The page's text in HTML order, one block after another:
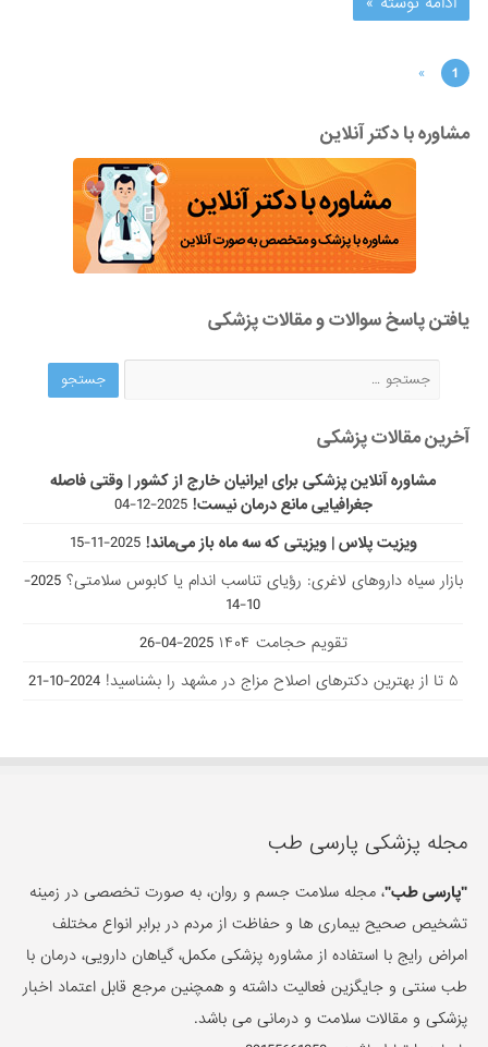
1
»
مشاوره با دکتر آنلاین
یافتن پاسخ سوالات و مقالات پزشکی
آخرین مقالات پزشکی
مشاوره آنلاین پزشکی برای ایرانیان خارج از کشور | وقتی فاصله
جغرافیایی مانع درمان نیست! 2025-12-04
ویزیت پلاس | ویزیتی که سه ماه باز می‌ماند! 2025-11-15
بازار سیاه داروهای لاغری: رؤیای تناسب اندام یا کابوس سلامتی؟
2025-
10-14
تقویم حجامت ۱۴۰۴
2025-04-26
۵ تا از بهترین دکتر‌های اصلاح مزاج در مشهد را بشناسید!
2024-10-21
مجله پزشکی پارسی طب
"پارسی طب"، مجله سلامت جسم و روان، به صورت تخصصی در زمینه
تشخیص صحیح بیماری ها و حفاظت از مردم در برابر انواع مختلف
امراض رایج با استفاده از مشاوره پزشکی مکمل، گیاهان دارویی، درمان با
طب سنتی و جایگزین فعالیت داشته و همچنین مرجع قابل اعتماد اخبار
پزشکی و مقالات سلامت و درمانی می باشد.